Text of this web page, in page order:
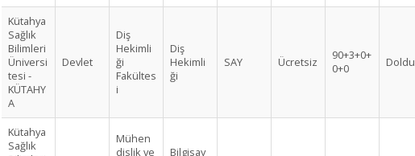
Kütahya
Sağlık
Bilimleri
Üniversi
tesi -
KÜTAHY
A
Devlet
Diş
Hekimli
ği
Fakültes
i
Diş
Hekimli
ği
SAY Ücretsiz
90+3+0+
0+0
Doldu
Kütahya
Sağlık
Mühen
dislik ve
Bilgisay